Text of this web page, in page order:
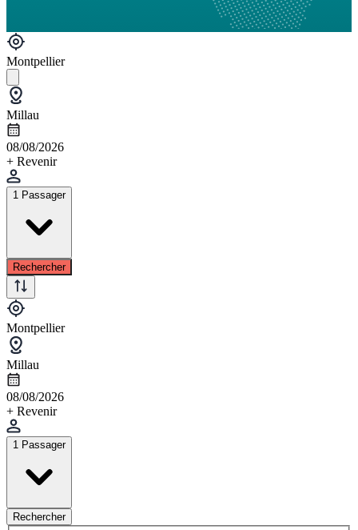
Montpellier
Millau
08/08/2026
+ Revenir
1 Passager
Rechercher
Montpellier
Millau
08/08/2026
+ Revenir
1 Passager
Rechercher